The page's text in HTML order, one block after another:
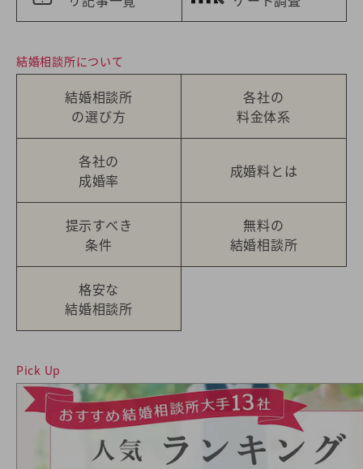
結婚相談所について
結婚相談所
の選び方
各社の
料金体系
各社の
成婚率
成婚料とは
提示すべき
条件
無料の
結婚相談所
格安な
結婚相談所
Pick Up